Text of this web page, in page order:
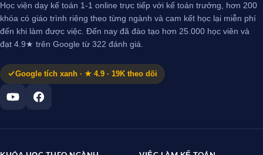
Học viện dạy kế toán 1-1 online trực tiếp với kế toán trưởng, hơn 200
khóa có giáo trình riêng theo từng ngành và cam kết học lại miễn phí
đến khi làm được việc. Đến nay đã đào tạo hơn 25.000 học viên và
đạt 4.9★ trên Google từ 322 đánh giá.
Google tích xanh · ★ 4.9 · 19K theo dõi